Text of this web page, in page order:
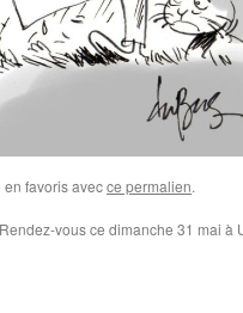
en favoris avecce permalien.
Rendez-vous ce dimanche 31 mai à